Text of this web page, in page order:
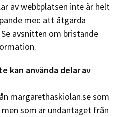
av webbplatsen inte är helt
med att åtgärda
avsnitten om bristande
kan använda delar av
margarethaskiolan.sesom
som är undantaget från